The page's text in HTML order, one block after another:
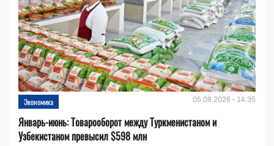
Экономика 05.08.2026 - 14:35
Январь-июнь: Товарооборот между Туркменистаном и
Узбекистаном превысил $598 млн